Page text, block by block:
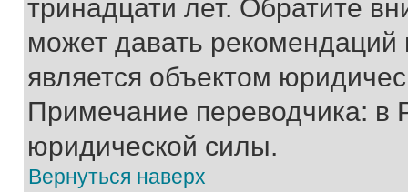
тринадцати лет. Обратите
может давать
является объектом
Примечание переводчика: в
юридической силы.
Вернуться наверх